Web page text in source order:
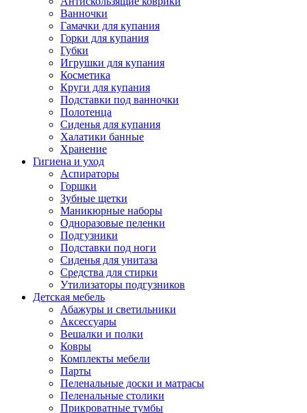
Ванночки
Гамачки для купания
Горки для купания
Губки
Игрушки для купания
Косметика
Круги для купания
Подставки под ванночки
Полотенца
Сиденья для купания
Халатики банные
Хранение
Гигиена и уход
Аспираторы
Горшки
Зубные щетки
Маникюрные наборы
Одноразовые пеленки
Подгузники
Подставки под ноги
Сиденья для унитаза
Средства для стирки
Утилизаторы подгузников
Детская мебель
Абажуры и светильники
Аксессуары
Вешалки и полки
Ковры
Комплекты мебели
Парты
Пеленальные доски и матрасы
Пеленальные столики
Прикроватные тумбы